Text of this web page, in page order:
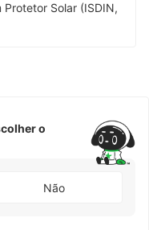
Solar (ISDIN,
o
Não